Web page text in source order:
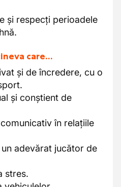
și respecți perioadele
care…
și de încredere, cu o
și conștient de
în relațiile
adevărat jucător de
stres.